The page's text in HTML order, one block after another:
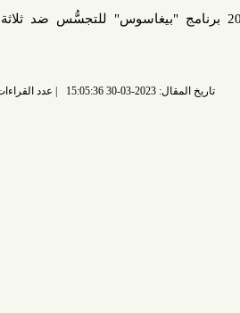
استخدمت في فبراير/شباط 2022 برنامج "بيغاسوس" للتجسُّس ضد ثلاثة مواطنين
عدد القراءات: 4541 قراءة |